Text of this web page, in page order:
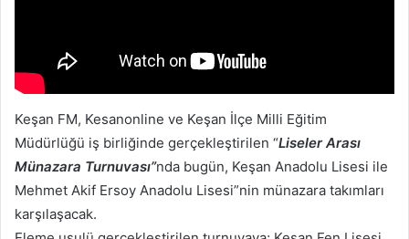
Keşan FM, Kesanonline ve Keşan İlçe Milli Eğitim
Müdürlüğü iş birliğinde gerçekleştirilen “Liseler Arası
Münazara Turnuvası”nda bugün, Keşan Anadolu Lisesi ile
Mehmet Akif Ersoy Anadolu Lisesi”nin münazara takımları
karşılaşacak.